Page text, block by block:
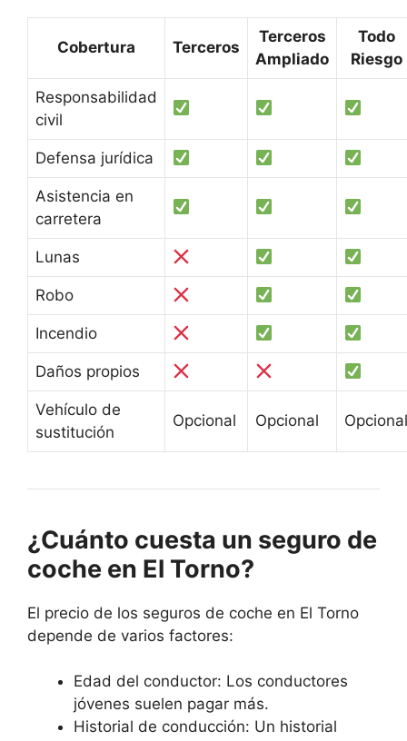
Cobertura Terceros
Terceros
Ampliado
Todo
Riesgo
Responsabilidad
civil
Defensa jurídica
Asistencia en
carretera
Lunas
Robo
Incendio
Daños propios
Vehículo de
sustitución
Opcional Opcional Opcional
¿Cuánto cuesta un seguro de
coche en El Torno?
El precio de los seguros de coche en El Torno
depende de varios factores:
Edad del conductor: Los conductores
jóvenes suelen pagar más.
Historial de conducción: Un historial